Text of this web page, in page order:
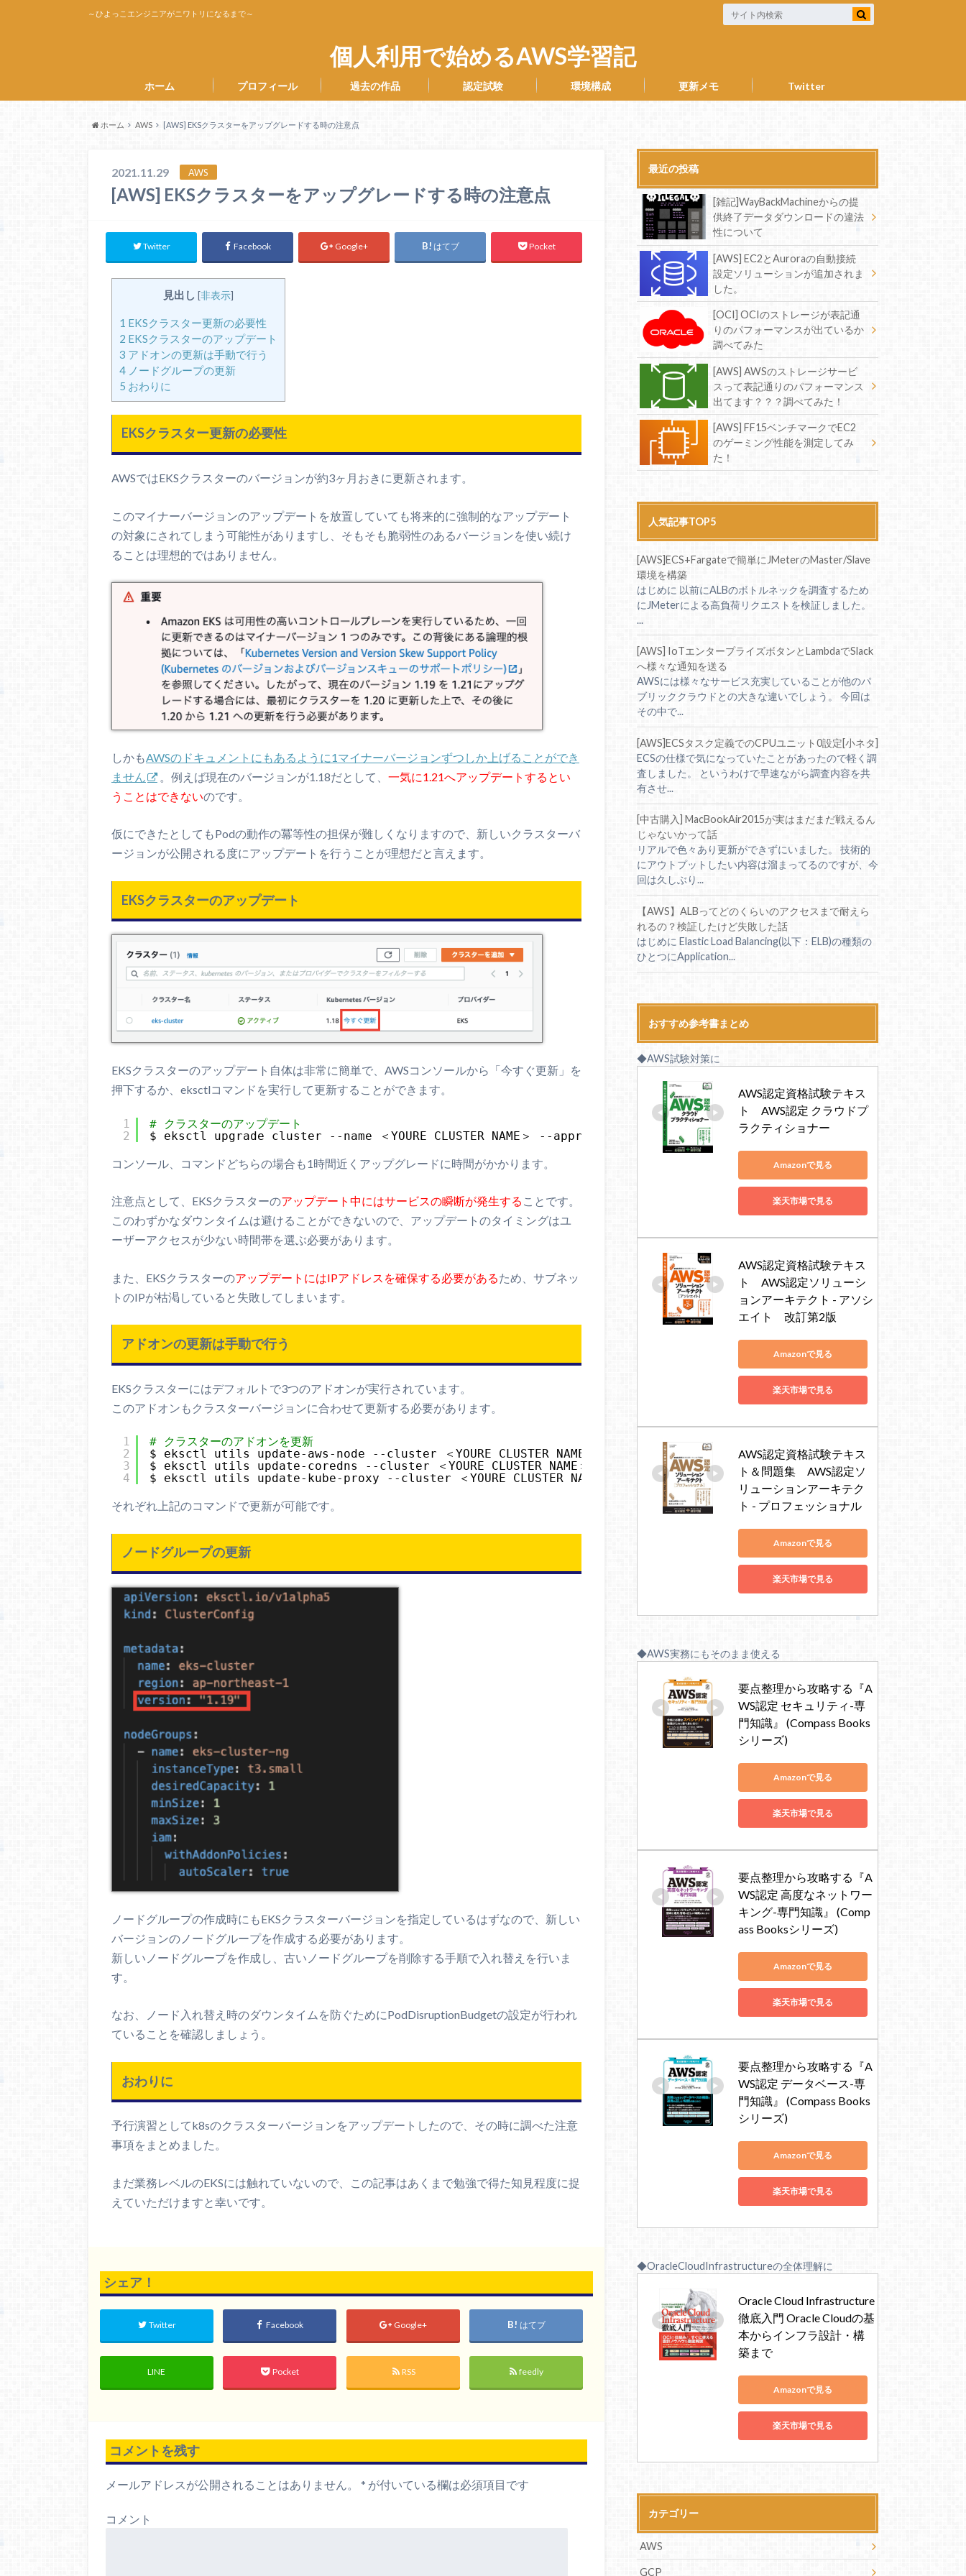
個人利用で始めるAWS学習記
～ひよっこエンジニアがニワトリになるまで～
ホーム プロフィール 過去の作品 認定試験 環境構成 更新メモ Twitter
ホーム AWS [AWS] EKSクラスターをアップグレードする時の注意点
2021.11.29 AWS
[AWS] EKSクラスターをアップグレードする時の注意点
Twitter Facebook Google+ はてブ Pocket
見出し [非表示]
1 EKSクラスター更新の必要性
2 EKSクラスターのアップデート
3 アドオンの更新は手動で行う
4 ノードグループの更新
5 おわりに
EKSクラスター更新の必要性
AWSではEKSクラスターのバージョンが約3ヶ月おきに更新されます。
このマイナーバージョンのアップデートを放置していても将来的に強制的なアップデート
の対象にされてしまう可能性がありますし、そもそも脆弱性のあるバージョンを使い続け
ることは理想的ではありません。
しかもAWSのドキュメントにもあるように1マイナーバージョンずつしか上げることができ
ません
。例えば現在のバージョンが1.18だとして、 一気に1.21へアップデートするとい
うことはできないのです。
仮にできたとしてもPodの動作の冪等性の担保が難しくなりますので、新しいクラスターバ
ージョンが公開される度にアップデートを行うことが理想だと言えます。
EKSクラスターのアップデート
EKSクラスターのアップデート自体は非常に簡単で、AWSコンソールから「今すぐ更新」を
押下するか、eksctlコマンドを実行して更新することができます。
1
2
# クラスターのアップデート
$ eksctl upgrade cluster --name ＜YOURE CLUSTER NAME＞ --approve
コンソール、コマンドどちらの場合も1時間近くアップグレードに時間がかかります。
注意点として、EKSクラスターのアップデート中にはサービスの瞬断が発生する ことです。
このわずかなダウンタイムは避けることができないので、アップデートのタイミングはユ
ーザーアクセスが少ない時間帯を選ぶ必要があります。
また、EKSクラスターのアップデートにはIPアドレスを確保する必要があるため、サブネッ
トのIPが枯渇していると失敗してしまいます。
アドオンの更新は手動で行う
EKSクラスターにはデフォルトで3つのアドオンが実行されています。
このアドオンもクラスターバージョンに合わせて更新する必要があります。
1
2
3
4
# クラスターのアドオンを更新
$ eksctl utils update-aws-node --cluster ＜YOURE CLUSTER NAME＞　--approve
$ eksctl utils update-coredns --cluster ＜YOURE CLUSTER NAME＞ --approve
$ eksctl utils update-kube-proxy --cluster ＜YOURE CLUSTER NAME＞ --approve
それぞれ上記のコマンドで更新が可能です。
ノードグループの更新
ノードグループの作成時にもEKSクラスターバージョンを指定しているはずなので、新しい
バージョンのノードグループを作成する必要があります。
新しいノードグループを作成し、古いノードグループを削除する手順で入れ替えを行いま
す。
なお、ノード入れ替え時のダウンタイムを防ぐためにPodDisruptionBudgetの設定が行われ
ていることを確認しましょう。
おわりに
予行演習としてk8sのクラスターバージョンをアップデートしたので、その時に調べた注意
事項をまとめました。
まだ業務レベルのEKSには触れていないので、この記事はあくまで勉強で得た知見程度に捉
えていただけますと幸いです。
シェア！
Twitter Facebook Google+ はてブ
LINE Pocket RSS feedly
コメントを残す
メールアドレスが公開されることはありません。 * が付いている欄は必須項目です
コメント
最近の投稿
[雑記]WayBackMachineからの提
供終了データダウンロードの違法
性について
[AWS] EC2とAuroraの自動接続
設定ソリューションが追加されま
した。
[OCI] OCIのストレージが表記通
りのパフォーマンスが出ているか
調べてみた
[AWS] AWSのストレージサービ
スって表記通りのパフォーマンス
出てます？？？調べてみた！
[AWS] FF15ベンチマークでEC2
のゲーミング性能を測定してみ
た！
人気記事TOP5
[AWS]ECS+Fargateで簡単にJMeterのMaster/Slave
環境を構築
はじめに 以前にALBのボトルネックを調査するため
にJMeterによる高負荷リクエストを検証しました。
...
[AWS] IoTエンタープライズボタンとLambdaでSlack
へ様々な通知を送る
AWSには様々なサービス充実していることが他のパ
ブリッククラウドとの大きな違いでしょう。 今回は
その中で...
[AWS]ECSタスク定義でのCPUユニット0設定[小ネタ]
ECSの仕様で気になっていたことがあったので軽く調
査しました。 というわけで早速ながら調査内容を共
有させ...
[中古購入] MacBookAir2015が実はまだまだ戦えるん
じゃないかって話
リアルで色々あり更新ができずにいました。 技術的
にアウトプットしたい内容は溜まってるのですが、今
回は久しぶり...
【AWS】ALBってどのくらいのアクセスまで耐えら
れるの？検証したけど失敗した話
はじめに Elastic Load Balancing(以下：ELB)の種類の
ひとつにApplication...
おすすめ参考書まとめ
◆AWS試験対策に
AWS認定資格試験テキス
ト　AWS認定 クラウドプ
ラクティショナー
Amazonで見る
楽天市場で見る
AWS認定資格試験テキス
ト　AWS認定ソリューシ
ョンアーキテクト - アソシ
エイト　改訂第2版
Amazonで見る
楽天市場で見る
AWS認定資格試験テキス
ト＆問題集　AWS認定ソ
リューションアーキテク
ト - プロフェッショナル
Amazonで見る
楽天市場で見る
◆AWS実務にもそのまま使える
要点整理から攻略する『A
WS認定 セキュリティ-専
門知識』 (Compass Books
シリーズ)
Amazonで見る
楽天市場で見る
要点整理から攻略する『A
WS認定 高度なネットワー
キング-専門知識』 (Comp
ass Booksシリーズ)
Amazonで見る
楽天市場で見る
要点整理から攻略する『A
WS認定 データベース-専
門知識』 (Compass Books
シリーズ)
Amazonで見る
楽天市場で見る
◆OracleCloudInfrastructureの全体理解に
Oracle Cloud Infrastructure
徹底入門 Oracle Cloudの基
本からインフラ設計・構
築まで
Amazonで見る
楽天市場で見る
カテゴリー
AWS
GCP